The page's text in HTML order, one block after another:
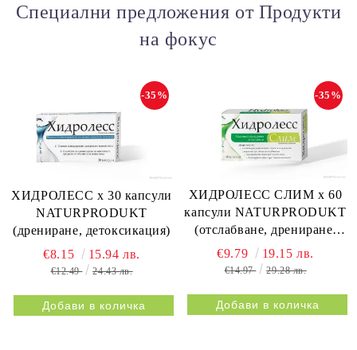
Специални предложения от Продукти
на фокус
ХИДРОЛЕСС х 30 капсули
NATURPRODUKT
(дрениране, детоксикация)
-35%
€8.15 15.94 лв.
€12.49 24.43 лв.
ХИДРОЛЕСС СЛИМ х 60
капсули NATURPRODUKT
(отслабване, дрениране,
метаболизъм)
-35%
€9.79 19.15 лв.
€14.97 29.28 лв.